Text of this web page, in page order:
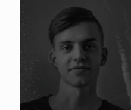
MEETFRANK.
Kont